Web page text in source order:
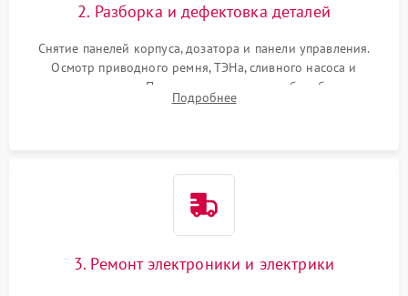
2. Разборка и дефектовка деталей
Снятие панелей корпуса, дозатора и панели управления.
Осмотр приводного ремня, ТЭНа, сливного насоса и
амортизаторов. Проверка подшипников барабана и
крестовины на износ, а манжеты люка на разрывы.
Подробнее
3. Ремонт электроники и электрики